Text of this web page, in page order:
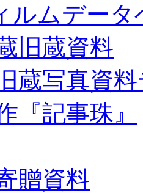
ルムデータ
旧蔵資料
蔵写真資
『記事珠』
贈資料